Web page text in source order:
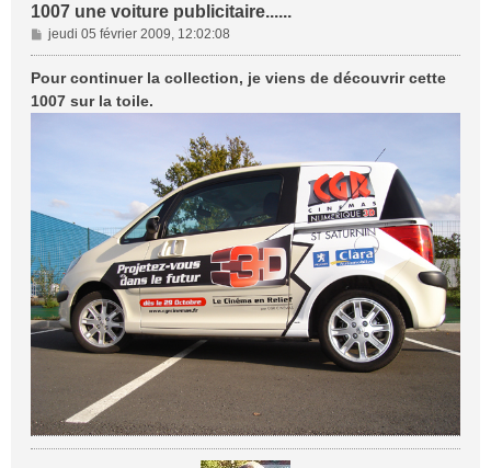
1007 une voiture publicitaire......
M
e
s
s
a
jeudi 05 février 2009, 12:02:08
Pour continuer la collection, je viens de découvrir cette
1007 sur la toile.